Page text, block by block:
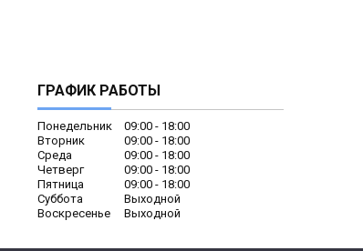
ГРАФИК РАБОТЫ
Понедельник 09:00
18:00
Вторник
09:00
18:00
Среда
09:00
18:00
Четверг
09:00
18:00
Пятница
09:00
18:00
Суббота
Выходной
Воскресенье
Выходной